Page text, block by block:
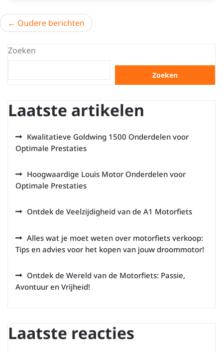
Berichtnavigatie
Oudere berichten
Zoeken
Zoeken
Laatste artikelen
Kwalitatieve Goldwing 1500 Onderdelen voor
Optimale Prestaties
Hoogwaardige Louis Motor Onderdelen voor
Optimale Prestaties
Ontdek de Veelzijdigheid van de A1 Motorfiets
Alles wat je moet weten over motorfiets verkoop:
Tips en advies voor het kopen van jouw droommotor!
Ontdek de Wereld van de Motorfiets: Passie,
Avontuur en Vrijheid!
Laatste reacties